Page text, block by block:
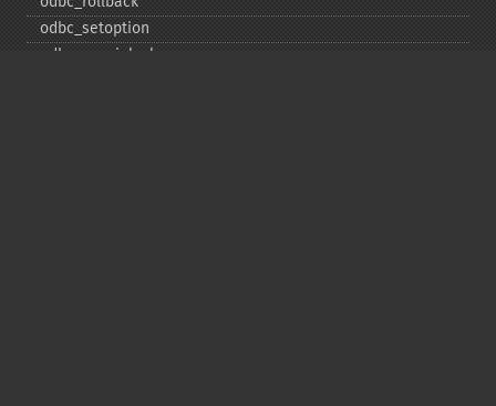
odbc_​setoption
odbc_​specialcolumns